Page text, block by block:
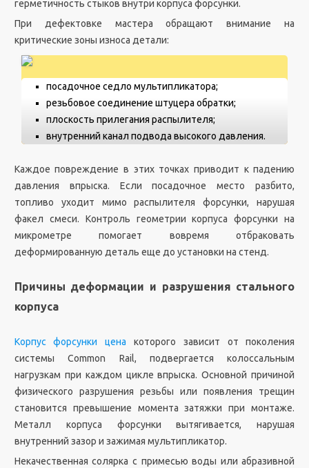
герметичность стыков внутри корпуса форсунки.
При дефектовке мастера обращают внимание на
критические зоны износа детали:
посадочное седло мультипликатора;
резьбовое соединение штуцера обратки;
плоскость прилегания распылителя;
внутренний канал подвода высокого давления.
Каждое повреждение в этих точках приводит к падению
давления впрыска. Если посадочное место разбито,
топливо уходит мимо распылителя форсунки, нарушая
факел смеси. Контроль геометрии корпуса форсунки на
микрометре помогает вовремя отбраковать
деформированную деталь еще до установки на стенд.
Причины деформации и разрушения стального
корпуса
Корпус форсунки цена которого зависит от поколения
системы Common Rail, подвергается колоссальным
нагрузкам при каждом цикле впрыска. Основной причиной
физического разрушения резьбы или появления трещин
становится превышение момента затяжки при монтаже.
Металл корпуса форсунки вытягивается, нарушая
внутренний зазор и зажимая мультипликатор.
Некачественная солярка с примесью воды или абразивной